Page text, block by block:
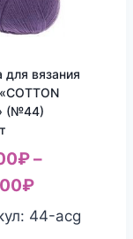
вязания
(№44)
₽–
₽
44-acg